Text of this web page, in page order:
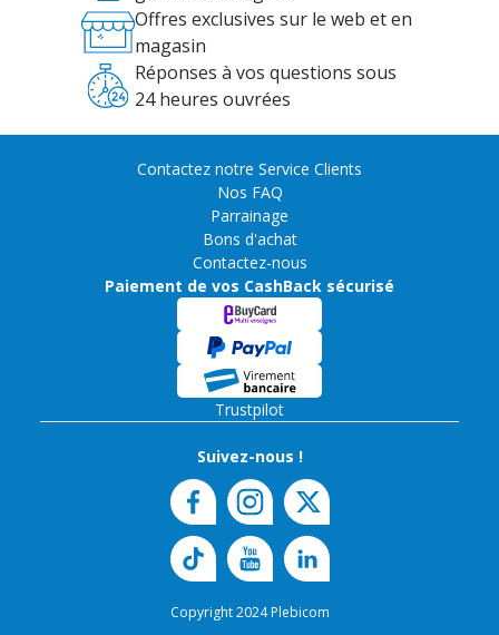
Offres exclusives sur le web et en
magasin
Réponses à vos questions sous
24 heures ouvrées
Contactez notre Service Clients
Nos FAQ
Parrainage
Bons d'achat
Contactez-nous
Paiement de vos CashBack sécurisé
Trustpilot
Suivez-nous !
Copyright 2024 Plebicom